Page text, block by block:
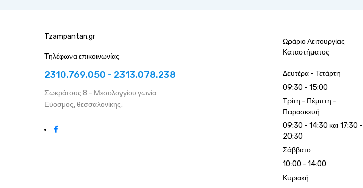
Tzampantan.gr
Τηλέφωνα επικοινωνίας
2310.769.050 - 2313.078.238
Σωκράτους 8 - Μεσολογγίου γωνία
Εύοσμος, θεσσαλονίκης.
Ωράριο Λειτουργίας
Καταστήματος
Δευτέρα - Τετάρτη
09:30 - 15:00
Τρίτη - Πέμπτη -
Παρασκευή
09:30 - 14:30 και 17:30 -
20:30
Σάββατο
10:00 - 14:00
Κυριακή